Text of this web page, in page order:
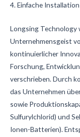
4. Einfache
Longsing Technology
Unternehmensgeist
kontinuierlicher
Forschung,
verschrieben. Durch
das Unternehmen
sowie
Sulfurylchlorid) und
Ionen-Batterien).